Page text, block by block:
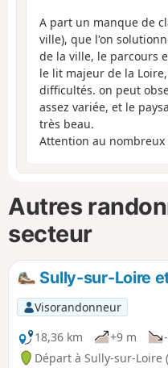
A part un manque de
ville), que l'on
de la ville, le parcours
le lit majeur de la
difficultés. on peut
assez variée, et le
très beau.
Attention au
Autres
secteur
Sully-sur-Loire
Visorandonneur
18,36 km
+9 m
Départ à Sully-sur-Loire